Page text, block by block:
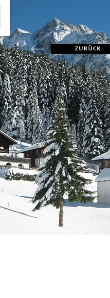
ZURÜCK